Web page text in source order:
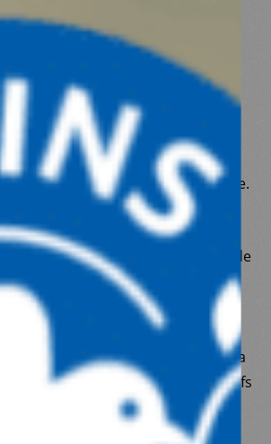
ADAPTÉES
les profonds bouleversements
ont refaçonné la région et
à des ajustements
en rappelant en permanence le
le droit international humanitaire.
israélien opère un blocus
avec une létalité démesurée de
Malgré ces conditions de
équipes de Médecins du Monde
admirable en effectuant plusieurs
par jour. En Cisjordanie, la
avec des déplacements massifs
les opérations humanitaires sont
multiplication des checkpoints